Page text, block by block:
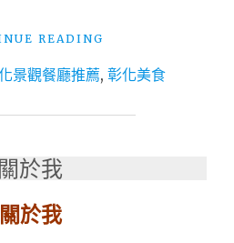
READING
美
│
景觀餐廳推薦, 彰化美食
關於我
關於我